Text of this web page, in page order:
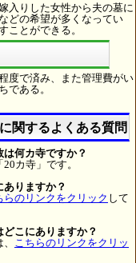
入りした女性から夫の墓に
どの希望が多くなってい
ことができる。
度で済み、また管理費がい
である。
関するよくある質問
は何カ寺ですか？
カ寺」です。
ありますか？
らのリンクをクリック して
どこにありますか？
こちらのリンクをクリッ